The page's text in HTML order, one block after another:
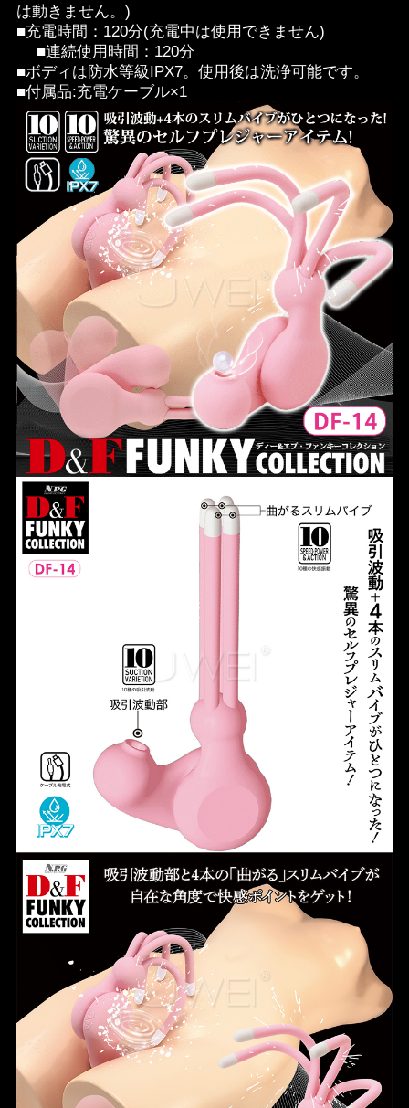
は動きません。)
■充電時間：120分(充電中は使用できません)
■連続使用時間：120分
■ボディは防水等級IPX7。使用後は洗浄可能です。
■付属品:充電ケーブル×1